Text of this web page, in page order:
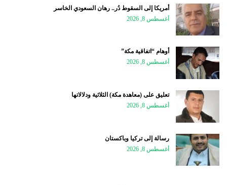
أمريكا إلى السقوط دُر.. رهان السعودي الخاسر
أغسطس 8, 2026
أوهام “اتفاقية مكة”
أغسطس 8, 2026
تعليق على (معاهدة مكة) الثلاثية ودلالاتها
أغسطس 8, 2026
رسالة إلى تركيا وباكستان
أغسطس 8, 2026